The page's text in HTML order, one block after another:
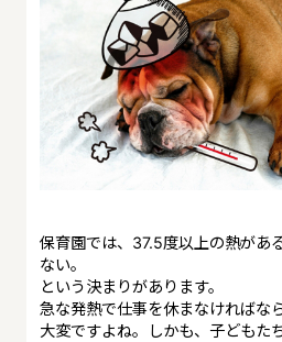
保育園では、37.5度以上の熱があ
ない。
という決まりがあります。
急な発熱で仕事を休まなければな
大変ですよね。しかも、子どもた